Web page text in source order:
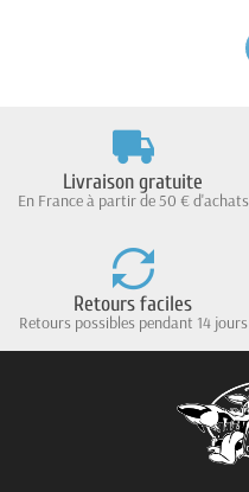
Livraison gratuite
En France à partir de 50 € d'achats
Retours faciles
Retours possibles pendant 14 jours